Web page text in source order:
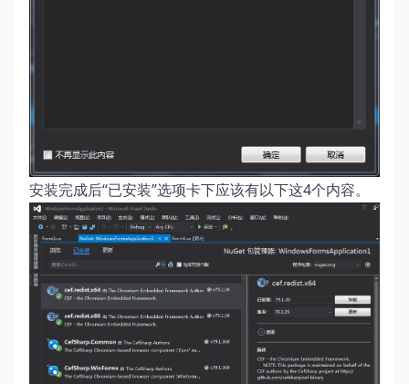
安装完成后“已安装”选项卡下应该有以下这4个内容。